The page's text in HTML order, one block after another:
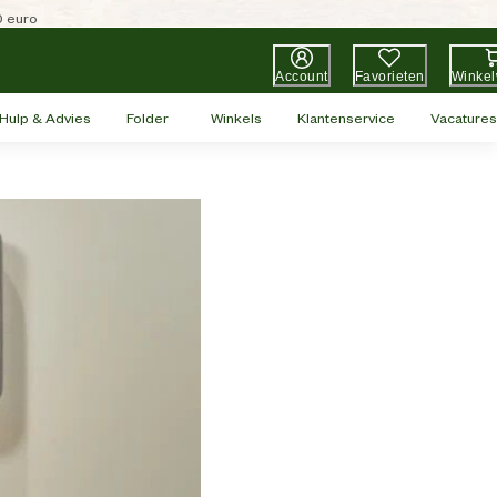
euro
Account Favorieten
Hulp & Advies Folder Winkels Klantenservice Vacatures